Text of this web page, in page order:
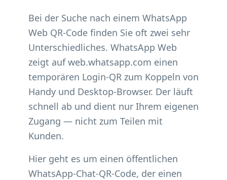
Bei der Suche nach einem WhatsApp
Web QR-Code finden Sie oft zwei sehr
Unterschiedliches. WhatsApp Web
zeigt auf web.whatsapp.com einen
temporären Login-QR zum Koppeln von
Handy und Desktop-Browser. Der läuft
schnell ab und dient nur Ihrem eigenen
Zugang — nicht zum Teilen mit
Kunden.
Hier geht es um einen öffentlichen
WhatsApp-Chat-QR-Code, der einen